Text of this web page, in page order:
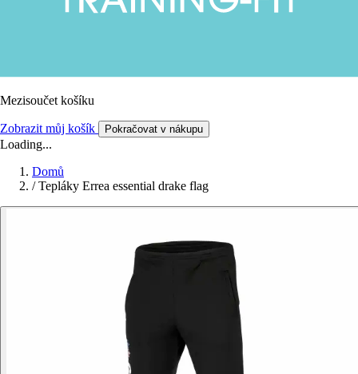
Mezisoučet košíku
Zobrazit můj košík Pokračovat v nákupu
Loading...
Domů
/ Tepláky Errea essential drake flag